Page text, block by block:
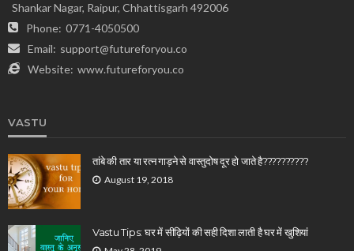
Shankar Nagar, Raipur, Chhattisgarh 492006
Phone: 0771-4050500
Email: support@futureforyou.co
Website: www.futureforyou.co
VASTU
तांबे की तार या रत्न गाड़ने से वास्तुदोष दूर हो जाते है??????????
August 19, 2018
Vastu Tips: घर में सीढ़ियों की सही दिशा लाती है घर में खुशियां